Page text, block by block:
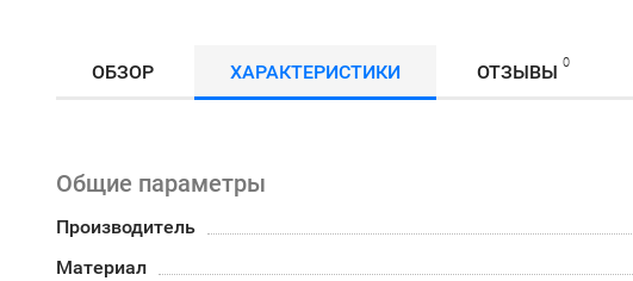
ОБЗОР ХАРАКТЕРИСТИКИ ОТЗЫВЫ 0
Общие параметры
Производитель
Материал